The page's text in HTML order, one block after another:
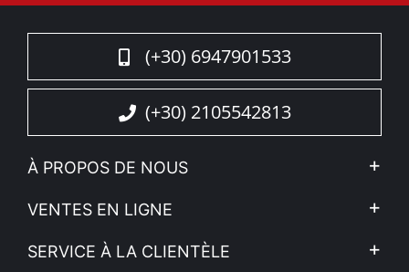
(+30) 6947901533
(+30) 2105542813
À PROPOS DE NOUS
L'entreprise
Voir nos actualités
VENTES EN LIGNE
Mon compte
SERVICE À LA CLIENTÈLE